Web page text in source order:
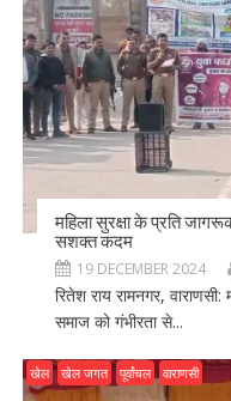
महिला सुरक्षा के प्रति
सशक्त कदम
19 DECEMBER 2024
रितेश राय रामनगर, वाराणसी:
समाज को गंभीरता से...
खेल खेल जगत पूर्वांचल वाराणसी